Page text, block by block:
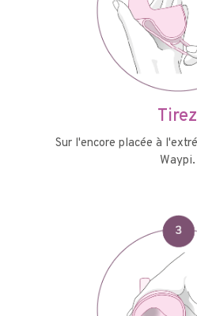
Tirez
Sur l'encore placée à
Waypi.